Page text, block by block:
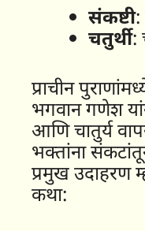
संकष्टी:
चतुर्थी:
प्राचीन
भगवान गणेश
आणि चातुर्य
भक्तांना
प्रमुख उदाहरण
कथा: